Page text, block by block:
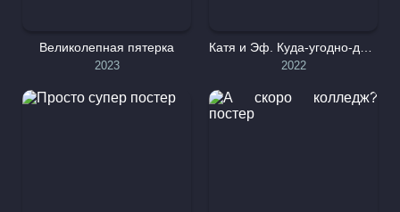
Великолепная пятерка
2023 2022